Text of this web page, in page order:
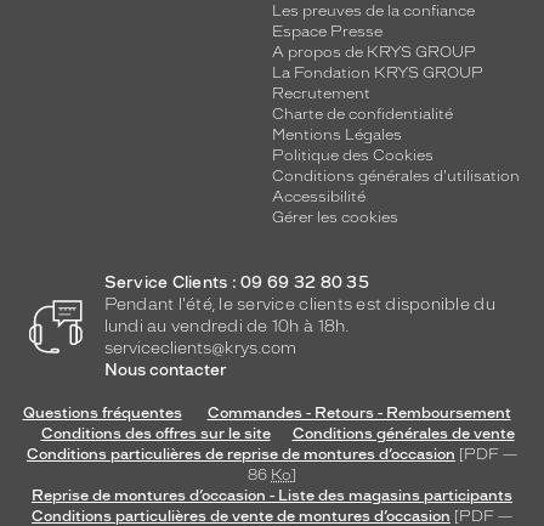
Les preuves de la confiance
Espace Presse
A propos de KRYS GROUP
La Fondation KRYS GROUP
Recrutement
Charte de confidentialité
Mentions Légales
Politique des Cookies
Conditions générales d'utilisation
Accessibilité
Gérer les cookies
Service Clients : 09 69 32 80 35
Pendant l'été, le service clients est disponible du
lundi au vendredi de 10h à 18h.
serviceclients@krys.com
Nous contacter
Questions fréquentes
Commandes - Retours - Remboursement
Conditions des offres sur le site
Conditions générales de vente
Conditions particulières de reprise de montures d’occasion [PDF —
86 Ko]
Reprise de montures d’occasion - Liste des magasins participants
Conditions particulières de vente de montures d’occasion [PDF —